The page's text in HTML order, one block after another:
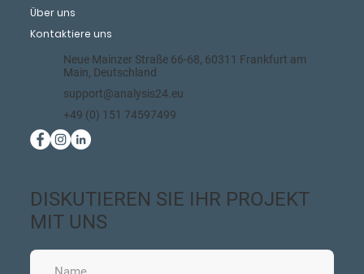
DISKUTIEREN SIE IHR PROJEKT
MIT UNS
Über uns
Kontaktiere uns
Neue Mainzer Straße 66-68, 60311 Frankfurt am
Main, Deutschland
support@analysis24.eu
+49 (0) 151 74597499